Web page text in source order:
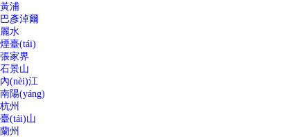
黃浦
巴彥淖爾
麗水
煙臺(tái)
張家界
石景山
內(nèi)江
南陽(yáng)
杭州
臺(tái)山
蘭州